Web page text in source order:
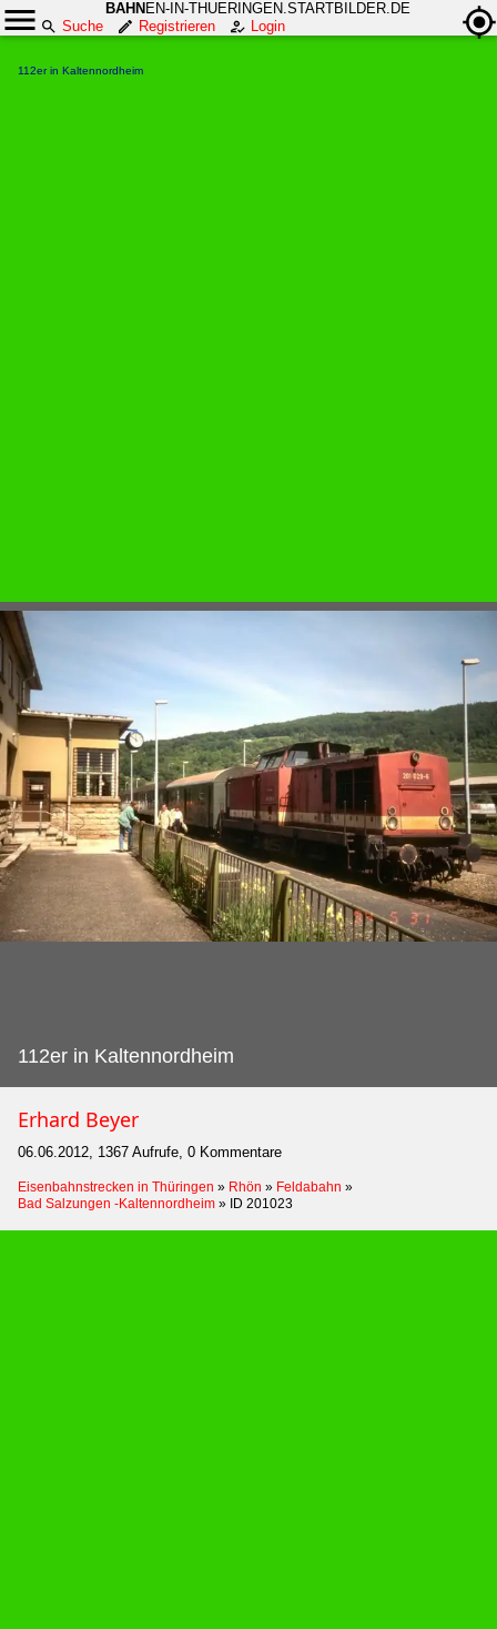
BAHN EN-IN-THUERINGEN.STARTBILDER.DE
Suche
Registrieren Login
112er in Kaltennordheim
112er in Kaltennordheim
Erhard Beyer
06.06.2012, 1367 Aufrufe, 0 Kommentare
Eisenbahnstrecken in Thüringen » Rhön » Feldabahn »
Bad Salzungen -Kaltennordheim » ID 201023